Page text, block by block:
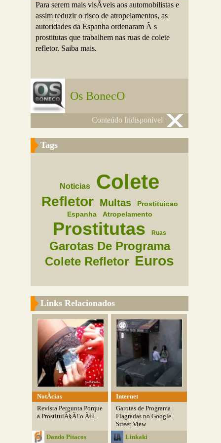
Para serem mais visÃ­veis aos automobilistas e
assim reduzir o risco de atropelamentos, as
autoridades da Espanha ordenaram Ã s
prostitutas que trabalhem nas ruas de colete
refletor. Saiba mais.
Os BonecO
Conteúdo Indisponível
Tags
Noticias Colete
Refletor Multas
Prostituicao
Espanha
Atropelamento
Prostitutas Ruas
Garotas De Programa
Colete Refletor Euros
Links Relacionados
NotÃ­cias
Revista Pergunta Porque
a ProstituiÃ§Ã£o Ã©...
Dando Pitacos
Internet
Garotas de Programa
Flagradas no Google
Street View
Linkaki